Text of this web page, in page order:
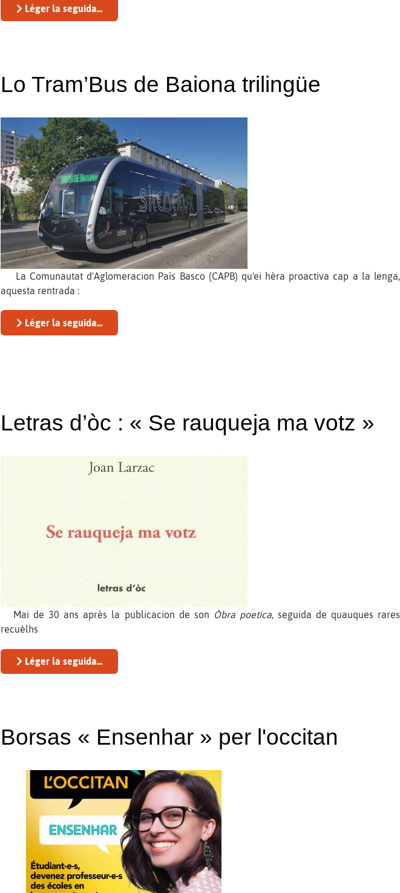
Léger la seguida...
Lo Tram’Bus de Baiona trilingüe
La Comunautat d'Aglomeracion País Basco (CAPB) qu'ei hèra proactiva cap a la lenga,
aquesta rentrada :
Léger la seguida...
Letras d’òc : « Se rauqueja ma votz »
Mai de 30 ans après la publicacion de son Òbra poetica, seguida de quauques rares
recuèlhs
Léger la seguida...
Borsas « Ensenhar » per l'occitan